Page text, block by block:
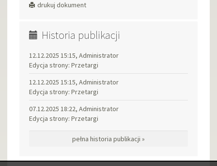
drukuj dokument
Historia publikacji
12.12.2025 15:15, Administrator
Edycja strony: Przetargi
12.12.2025 15:15, Administrator
Edycja strony: Przetargi
07.12.2025 18:22, Administrator
Edycja strony: Przetargi
pełna historia publikacji »